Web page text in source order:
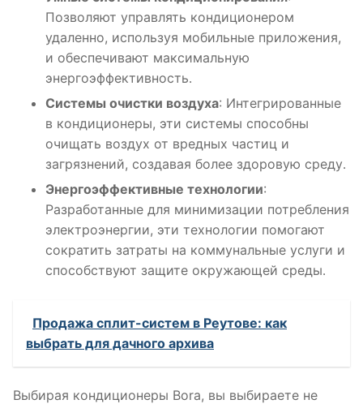
Позволяют управлять кондиционером
удаленно, используя мобильные приложения,
и обеспечивают максимальную
энергоэффективность․
Системы очистки воздуха: Интегрированные
в кондиционеры, эти системы способны
очищать воздух от вредных частиц и
загрязнений, создавая более здоровую среду․
Энергоэффективные технологии:
Разработанные для минимизации потребления
электроэнергии, эти технологии помогают
сократить затраты на коммунальные услуги и
способствуют защите окружающей среды․
Продажа сплит-систем в Реутове: как
выбрать для дачного архива
Выбирая кондиционеры Bora, вы выбираете не